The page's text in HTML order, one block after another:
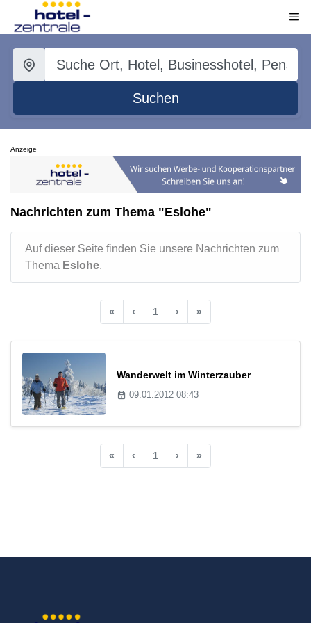
Suchen
Anzeige
Nachrichten zum Thema "Eslohe"
Auf dieser Seite finden Sie unsere Nachrichten zum
Thema Eslohe.
« ‹ 1 › »
Wanderwelt im Winterzauber
09.01.2012 08:43
« ‹ 1 › »